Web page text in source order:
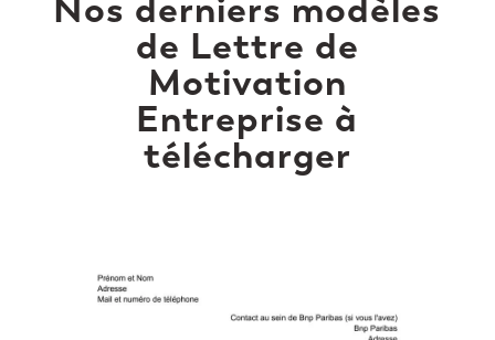
Nos derniers modèles
de Lettre de
Motivation
Entreprise à
télécharger